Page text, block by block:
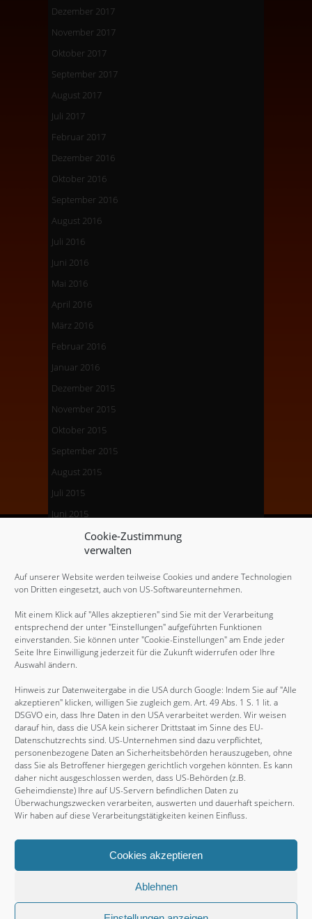
Cookie-Zustimmung
verwalten
Auf unserer Website werden teilweise Cookies und andere Technologien
von Dritten eingesetzt, auch von US-Softwareunternehmen.
Mit einem Klick auf "Alles akzeptieren" sind Sie mit der Verarbeitung
entsprechend der unter "Einstellungen" aufgeführten Funktionen
einverstanden. Sie können unter "Cookie-Einstellungen" am Ende jeder
Seite Ihre Einwilligung jederzeit für die Zukunft widerrufen oder Ihre
Auswahl ändern.
Hinweis zur Datenweitergabe in die USA durch Google: Indem Sie auf "Alle
akzeptieren" klicken, willigen Sie zugleich gem. Art. 49 Abs. 1 S. 1 lit. a
DSGVO ein, dass Ihre Daten in den USA verarbeitet werden. Wir weisen
darauf hin, dass die USA kein sicherer Drittstaat im Sinne des EU-
Datenschutzrechts sind. US-Unternehmen sind dazu verpflichtet,
personenbezogene Daten an Sicherheitsbehörden herauszugeben, ohne
dass Sie als Betroffener hiergegen gerichtlich vorgehen könnten. Es kann
daher nicht ausgeschlossen werden, dass US-Behörden (z.B.
Geheimdienste) Ihre auf US-Servern befindlichen Daten zu
Überwachungszwecken verarbeiten, auswerten und dauerhaft speichern.
Wir haben auf diese Verarbeitungstätigkeiten keinen Einfluss.
Cookies akzeptieren
Ablehnen
Dezember 2017
November 2017
Oktober 2017
September 2017
August 2017
Juli 2017
Februar 2017
Dezember 2016
Oktober 2016
September 2016
August 2016
Juli 2016
Juni 2016
Mai 2016
April 2016
März 2016
Februar 2016
Januar 2016
Dezember 2015
November 2015
Oktober 2015
September 2015
August 2015
Juli 2015
Juni 2015
Mai 2015
April 2015
März 2015
Dezember 2014
November 2014
August 2014
Mai 2014
Juni 2012
Juni 2011
Februar 2011
November 2010
August 2009
Juli 2009
Copyright © 2026, Thammys BBQ. Proudly powered by
. Blackoot design by